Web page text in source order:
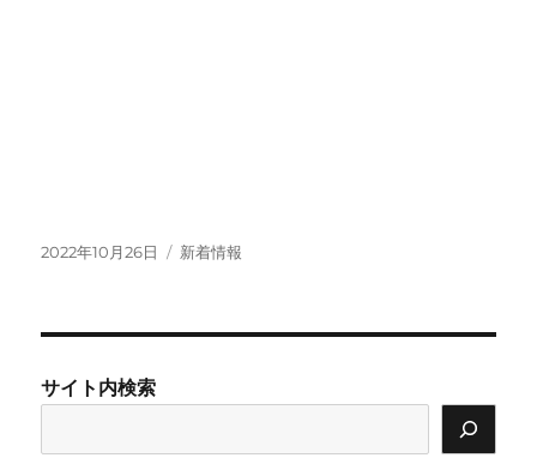
投
2022年10月26日
カ
新着情報
サイト内検索